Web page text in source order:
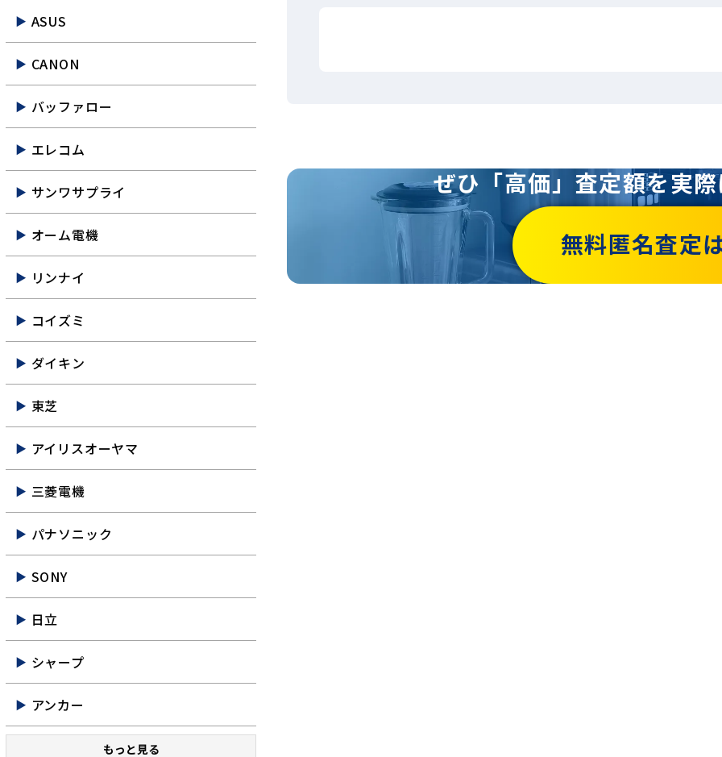
ぜひ「高価」査定額を実
無料匿名査定
ASUS
CANON
バッファロー
エレコム
サンワサプライ
オーム電機
リンナイ
コイズミ
ダイキン
東芝
アイリスオーヤマ
三菱電機
パナソニック
SONY
日立
シャープ
アンカー
もっと見る